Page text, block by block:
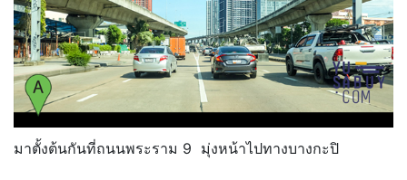
มาตั้งต้นกันที่ถนนพระราม 9 มุ่งหน้าไปทางบางกะปิ